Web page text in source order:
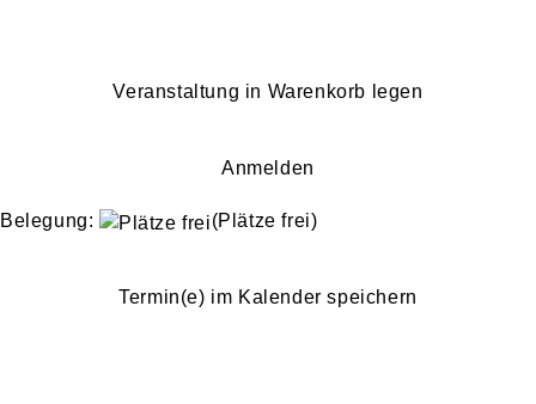
Veranstaltung in Warenkorb legen
Anmelden
Belegung: (Plätze frei)
Termin(e) im Kalender speichern